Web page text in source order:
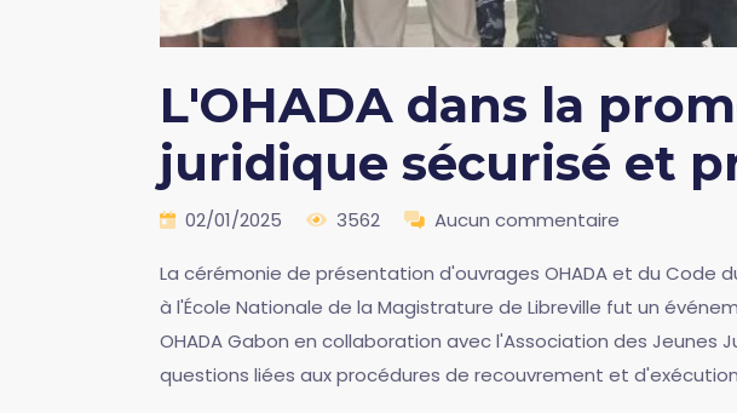
L'OHADA dans la
juridique sécurisé et
02/01/2025 3562 Aucun commentaire
La cérémonie de présentation d'ouvrages OHADA et du Code
à l'École Nationale de la Magistrature de Libreville fut un
OHADA Gabon en collaboration avec l'Association des
questions liées aux procédures de recouvrement et